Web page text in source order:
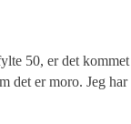
50, er det
det er moro. Jeg